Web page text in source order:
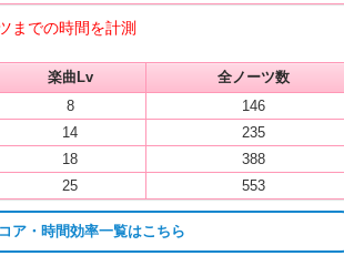
までの時間を計測
楽曲Lv
全ノーツ数
8
146
14
235
18
388
25 553
ア・時間効率一覧はこちら